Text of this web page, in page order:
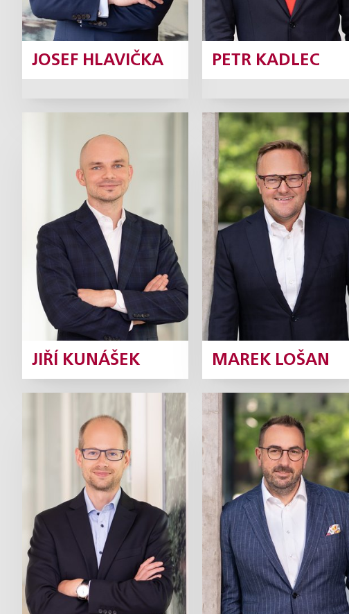
JOSEF HLAVIČKA PETR KADLEC
JIŘÍ KUNÁŠEK
Jiří Kunášek
Partner
Profil
MAREK LOŠAN
Marek Lošan
Partner
Ivan Rámeš
Partner
Profil
Lukáš Syrový
Partner
Profil